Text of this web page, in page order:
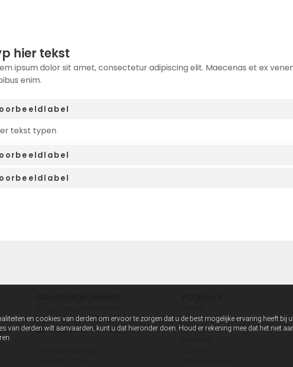
en cookies van derden om ervoor te zorgen dat u de best mogelijke ervaring heeft bij
van derden wilt aanvaarden, kunt u dat hieronder doen. Houd er rekening mee dat het niet
hier tekst
ipsum dolor sit amet, consectetur adipiscing elit. Maecenas et ex
enim.
tekst typen
+3130 20 72 771
+3163 41 34 321
Over ons
Onze diensten